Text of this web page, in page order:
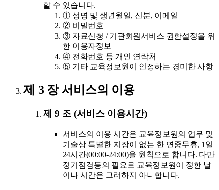
할 수 있습니다.
① 성명 및 생년월일, 신분, 이메일
② 비밀번호
③ 자료신청 / 기관회원서비스 권한설정을 위
한 이용자정보
④ 전화번호 등 개인 연락처
⑤ 기타 교육정보원이 인정하는 경미한 사항
제 3 장 서비스의 이용
제 9 조 (서비스 이용시간)
서비스의 이용 시간은 교육정보원의 업무 및
기술상 특별한 지장이 없는 한 연중무휴, 1일
24시간(00:00-24:00)을 원칙으로 합니다. 다만
정기점검등의 필요로 교육정보원이 정한 날
이나 시간은 그러하지 아니합니다.